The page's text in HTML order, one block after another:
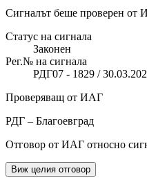
Сигналът беше проверен от
Статус на сигнала
Законен
Рег.№ на сигнала
РДГ07 - 1829 /
Проверяващ от ИАГ
РДГ – Благоевград
Отговор от ИАГ относно
Виж целия отговор